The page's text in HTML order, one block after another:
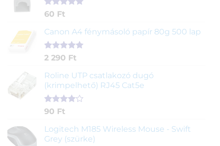
Értékelés
ből,
1
értékelés
alapján
60 Ft
Canon A4 fénymásoló papír 80g 500 lap
Értékelés
ből,
2
értékelés
alapján
2 290 Ft
Roline UTP csatlakozó dugó
(krimpelhető) RJ45 Cat5e
Értékelés
5-ből,
2
értékelés
alapján
90 Ft
Logitech M185 Wireless Mouse - Swift
Grey (szürke)